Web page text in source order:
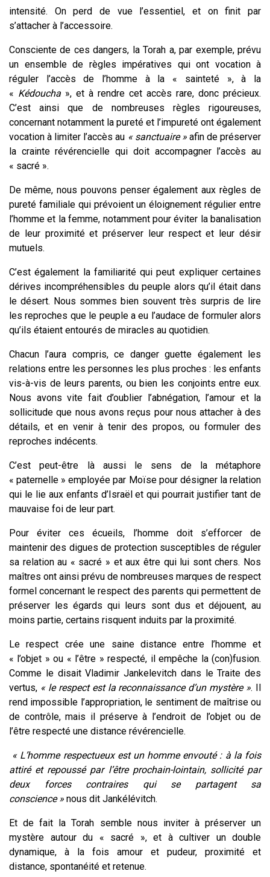
intensité. On perd de vue l’essentiel, et on finit par
s’attacher à l’accessoire.
Consciente de ces dangers, la Torah a, par exemple, prévu
un ensemble de règles impératives qui ont vocation à
réguler l’accès de l’homme à la « sainteté », à la
« Kédoucha », et à rendre cet accès rare, donc précieux.
C’est ainsi que de nombreuses règles rigoureuses,
concernant notamment la pureté et l’impureté ont également
vocation à limiter l’accès au « sanctuaire »afin de préserver
la crainte révérencielle qui doit accompagner l’accès au
« sacré ».
De même, nous pouvons penser également aux règles de
pureté familiale qui prévoient un éloignement régulier entre
l’homme et la femme, notamment pour éviter la banalisation
de leur proximité et préserver leur respect et leur désir
mutuels.
C’est également la familiarité qui peut expliquer certaines
dérives incompréhensibles du peuple alors qu’il était dans
le désert. Nous sommes bien souvent très surpris de lire
les reproches que le peuple a eu l’audace de formuler alors
qu’ils étaient entourés de miracles au quotidien.
Chacun l’aura compris, ce danger guette également les
relations entre les personnes les plus proches : les enfants
vis-à-vis de leurs parents, ou bien les conjoints entre eux.
Nous avons vite fait d’oublier l’abnégation, l’amour et la
sollicitude que nous avons reçus pour nous attacher à des
détails, et en venir à tenir des propos, ou formuler des
reproches indécents.
C’est peut-être là aussi le sens de la métaphore
« paternelle » employée par Moïse pour désigner la relation
qui le lie aux enfants d’Israël et qui pourrait justifier tant de
mauvaise foi de leur part.
Pour éviter ces écueils, l’homme doit s’efforcer de
maintenir des digues de protection susceptibles de réguler
sa relation au « sacré » et aux être qui lui sont chers. Nos
maîtres ont ainsi prévu de nombreuses marques de respect
formel concernant le respect des parents qui permettent de
préserver les égards qui leurs sont dus et déjouent, au
moins partie, certains risquent induits par la proximité.
Le respect crée une saine distance entre l’homme et
« l’objet » ou « l’être » respecté, il empêche la (con)fusion.
Comme le disait Vladimir Jankelevitch dans le Traite des
vertus, « le respect est la reconnaissance d’un mystère ». Il
rend impossible l’appropriation, le sentiment de maîtrise ou
de contrôle, mais il préserve à l’endroit de l’objet ou de
l’être respecté une distance révérencielle.
« L’homme respectueux est un homme envouté : à la fois
attiré et repoussé par l’être prochain-lointain, sollicité par
deux forces contraires qui se partagent sa
conscience » nous dit Jankélévitch.
Et de fait la Torah semble nous inviter à préserver un
mystère autour du « sacré », et à cultiver un double
dynamique, à la fois amour et pudeur, proximité et
distance, spontanéité et retenue.